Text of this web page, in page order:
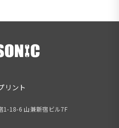
リント
1-18-6 山兼新宿ビル7F